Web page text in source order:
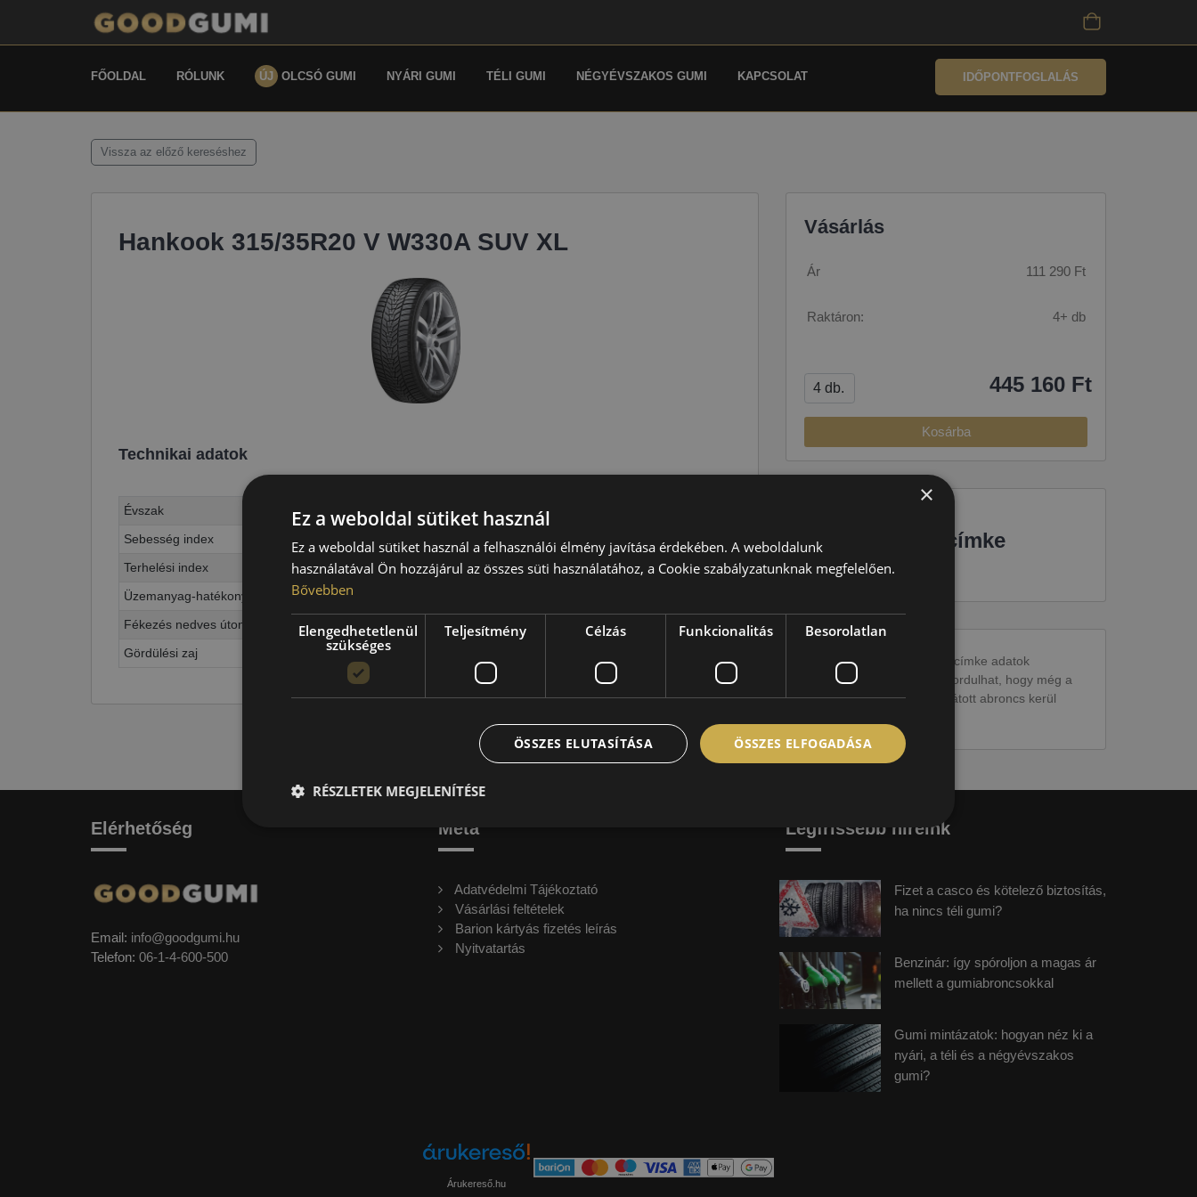
FŐOLDAL RÓLUNK ÚJ OLCSÓ GUMI NYÁRI GUMI TÉLI GUMI NÉGYÉVSZAKOS GUMI KAPCSOLAT IDŐPONTFOGLALÁS
Vissza az előző kereséshez
Hankook 315/35R20 V W330A SUV XL
Technikai adatok
Évszak
Téli
Sebesség index
V=240 km/h
Terhelési index
110=1060kg
Üzemanyag-hatékonyság
Fékezés nedves úton
Gördülési zaj
Vásárlás
Ár 111 290 Ft
Raktáron: 4+ db
445 160 Ft
Kosárba
EU-s abroncscímke
Figyelem a feltüntetett címke adatok
tájékoztató jellegűek. Előfordulhat, hogy még a
korábbi EU-s címkével ellátott abroncs kerül
Elérhetőség
Email: info@goodgumi.hu
Telefon: 06-1-4-600-500
Meta
Adatvédelmi Tájékoztató
Vásárlási feltételek
Barion kártyás fizetés leírás
Nyitvatartás
Legfrissebb híreink
Fizet a casco és kötelező biztosítás,
ha nincs téli gumi?
Benzinár: így spóroljon a magas ár
mellett a gumiabroncsokkal
Gumi mintázatok: hogyan néz ki a
nyári, a téli és a négyévszakos
gumi?
Árukereső.hu
×
Ez a weboldal sütiket használ
Ez a weboldal sütiket használ a felhasználói élmény javítása érdekében. A weboldalunk
használatával Ön hozzájárul az összes süti használatához, a Cookie szabályzatunknak megfelelően.
Bővebben
Elengedhetetlenül
szükséges
Teljesítmény Célzás Funkcionalitás Besorolatlan
ÖSSZES ELFOGADÁSA
ÖSSZES ELUTASÍTÁSA
RÉSZLETEK MEGJELENÍTÉSE